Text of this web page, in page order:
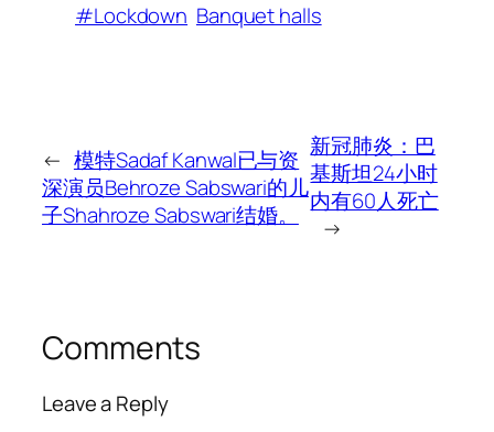
#Lockdown Banquet halls
← 模特Sadaf Kanwal已与资
深演员Behroze Sabswari的儿
子Shahroze Sabswari结婚。
新冠肺炎：巴
基斯坦24小时
内有60人死亡
→
Comments
Leave a Reply